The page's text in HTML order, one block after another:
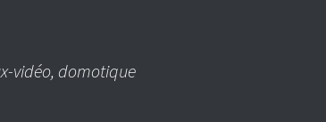
vidéo, domotique